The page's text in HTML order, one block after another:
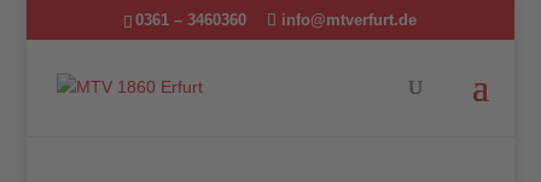
0361 – 3460360 info@mtverfurt.de